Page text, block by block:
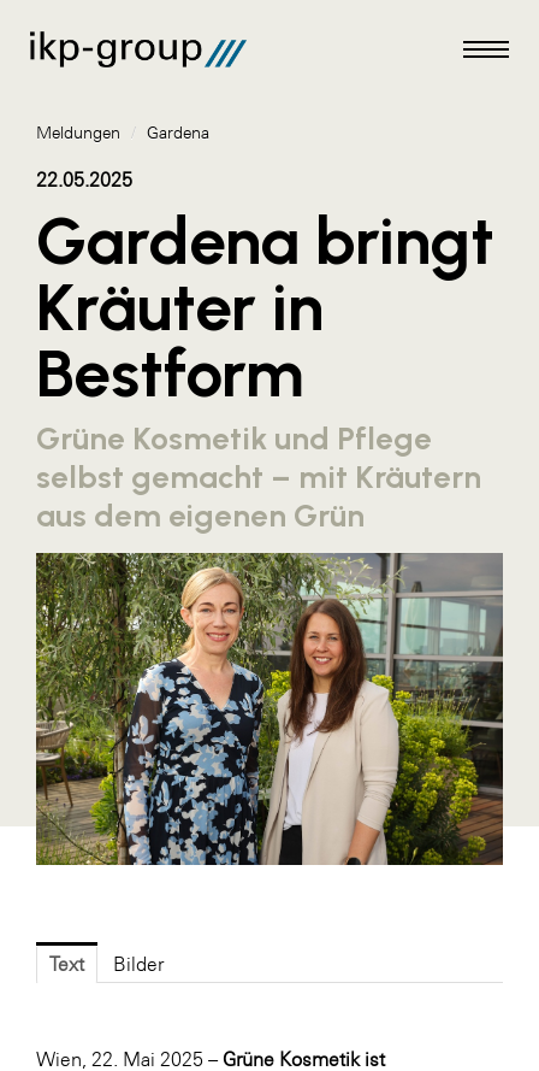
Meldungen
AKTUELLES
ACO
ALEX Krems
Amazon Web Services
Artweger
AustroCel Hallein
Blaguss
Bundesverband Sonnenschutztechnik
Cineplexx
Colmobil Austria
Controller Institut
Darbo
Designer Outlets Parndorf und Salzburg
DOMOFERM
EY
Meldungen / Gardena
22.05.2025
Gardena bringt
Kräuter in
Bestform
Grüne Kosmetik und Pflege
selbst gemacht – mit Kräutern
aus dem eigenen Grün
Text Bilder
Wien, 22. Mai 2025 –Grüne Kosmetik ist